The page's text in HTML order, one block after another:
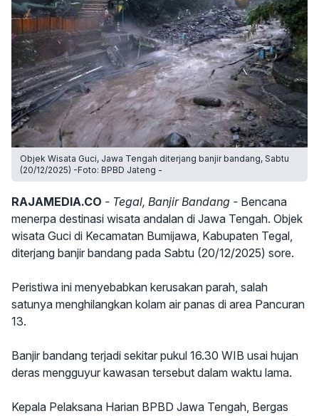
Objek Wisata Guci, Jawa Tengah diterjang banjir bandang, Sabtu
(20/12/2025) -Foto: BPBD Jateng -
RAJAMEDIA.CO - Tegal, Banjir Bandang - Bencana
menerpa destinasi wisata andalan di Jawa Tengah. Objek
wisata Guci di Kecamatan Bumijawa, Kabupaten Tegal,
diterjang banjir bandang pada Sabtu (20/12/2025) sore.
Peristiwa ini menyebabkan kerusakan parah, salah
satunya menghilangkan kolam air panas di area Pancuran
13.
Banjir bandang terjadi sekitar pukul 16.30 WIB usai hujan
deras mengguyur kawasan tersebut dalam waktu lama.
Kepala Pelaksana Harian BPBD Jawa Tengah, Bergas